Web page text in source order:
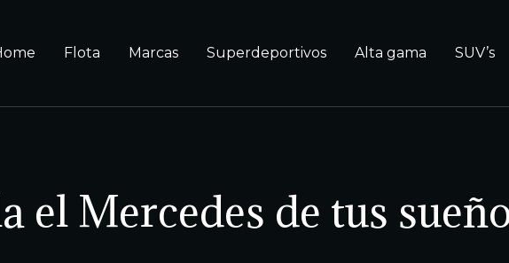
Flota Marcas Superdeportivos Alta gama SUV’s
el Mercedes de tus